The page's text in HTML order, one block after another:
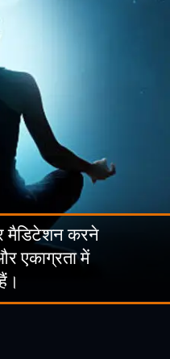
मैडिटेशन करने
एकाग्रता में